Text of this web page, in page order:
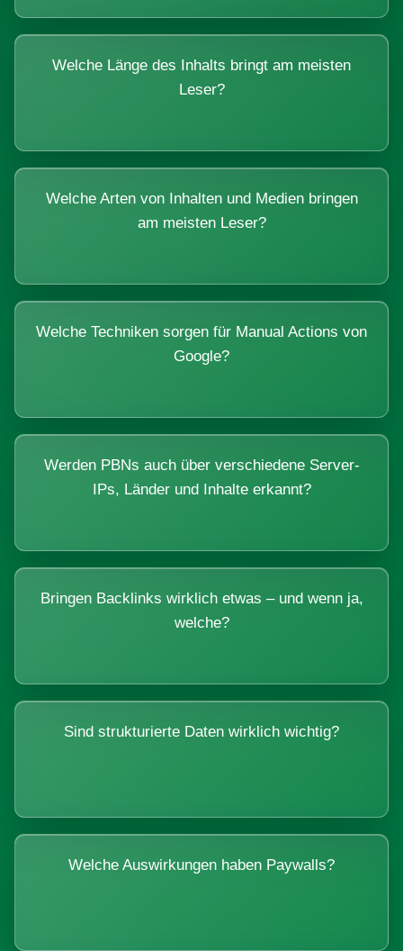
Welche Länge des Inhalts bringt am meisten
Leser?
Welche Arten von Inhalten und Medien bringen
am meisten Leser?
Welche Techniken sorgen für Manual Actions von
Google?
Werden PBNs auch über verschiedene Server-
IPs, Länder und Inhalte erkannt?
Bringen Backlinks wirklich etwas – und wenn ja,
welche?
Sind strukturierte Daten wirklich wichtig?
Welche Auswirkungen haben Paywalls?